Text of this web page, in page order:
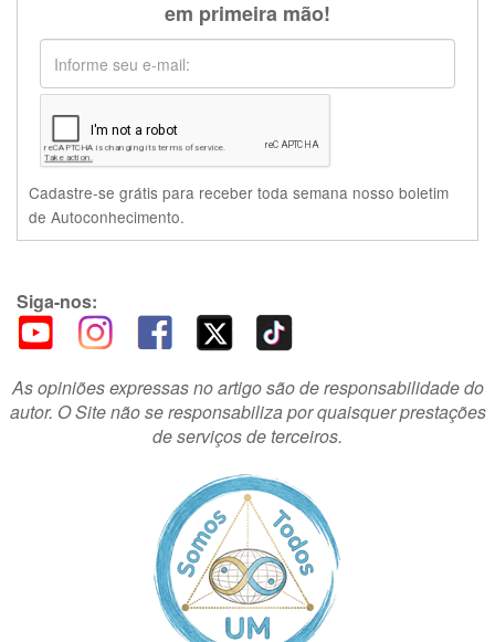
em primeira mão!
Cadastre-se grátis para receber toda semana nosso boletim
de Autoconhecimento.
Siga-nos:
As opiniões expressas no artigo são de responsabilidade do
autor. O Site não se responsabiliza por quaisquer prestações
de serviços de terceiros.